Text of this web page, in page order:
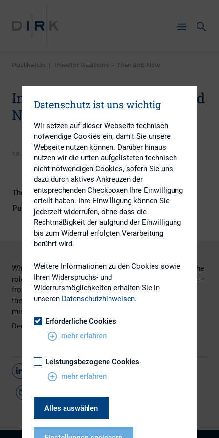
Publikation | Investor Relations – Then and Now
Investor Relations – Then and
Now
18. Juni 2015
Themengebiet
IR-Kompetenz
Publikationsform
Externe Publikationen
When I began my career in investor relations, it seemed the
role was to keep management teams – particularly CEOs –
from saying too much too soon to investors. It’s not that
these senior executives were reckless or looking to
mislead the marketplace.
Den Artikel finden Siehier.
Teilen
Datenschutz ist uns wichtig
Wir setzen auf dieser Webseite technisch
notwendige Cookies ein, damit Sie unsere
Webseite nutzen können. Darüber hinaus
nutzen wir die unten aufgelisteten technisch
nicht notwendigen Cookies, sofern Sie uns
dazu durch aktives Ankreuzen der
entsprechenden Checkboxen Ihre Einwilligung
erteilt haben. Ihre Einwilligung können Sie
jederzeit widerrufen, ohne dass die
Rechtmäßigkeit der aufgrund der Einwilligung
bis zum Widerruf erfolgten Verarbeitung
berührt wird.
Weitere Informationen zu den Cookies sowie
Ihren Widerspruchs- und
Widerrufsmöglichkeiten erhalten Sie in
unseren Datenschutzhinweisen.
Erforderliche Cookies
mehr erfahren
Leistungsbezogene Cookies
mehr erfahren
Alles auswählen